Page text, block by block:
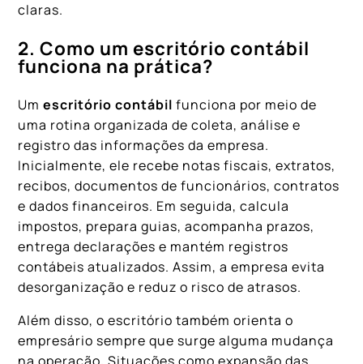
claras.
2. Como um escritório contábil
funciona na prática?
Umescritório contábil funciona por meio de
uma rotina organizada de coleta, análise e
registro das informações da empresa.
Inicialmente, ele recebe notas fiscais, extratos,
recibos, documentos de funcionários, contratos
e dados financeiros. Em seguida, calcula
impostos, prepara guias, acompanha prazos,
entrega declarações e mantém registros
contábeis atualizados. Assim, a empresa evita
desorganização e reduz o risco de atrasos.
Além disso, o escritório também orienta o
empresário sempre que surge alguma mudança